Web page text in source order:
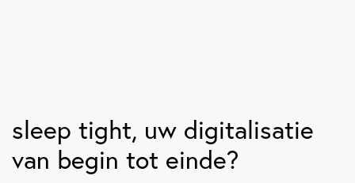
sleep tight, uw digitalisatie
van begin tot einde?